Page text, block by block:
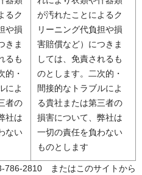
るク
や損
きま
るも
的・
によ
者の
社は
ない
が汚れたことによるク
リーニング代負担や損
害賠償など）につきま
しては、免責されるも
のとします。二次的・
間接的なトラブルによ
る貴社または第三者の
損害について、弊社は
一切の責任を負わない
ものとします
786-2810 またはこのサイトから